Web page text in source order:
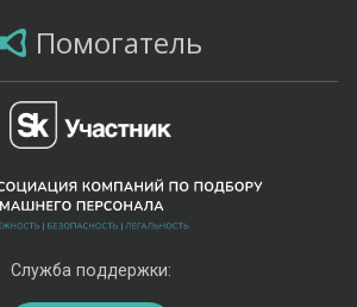
Помогатель
Служба поддержки: